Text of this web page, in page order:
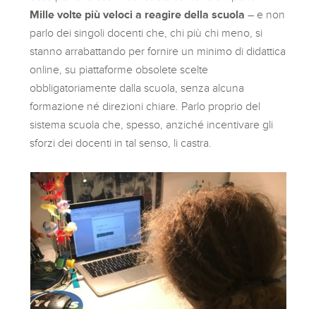
Mille volte più veloci a reagire della scuola – e non
parlo dei singoli docenti che, chi più chi meno, si
stanno arrabattando per fornire un minimo di didattica
online, su piattaforme obsolete scelte
obbligatoriamente dalla scuola, senza alcuna
formazione né direzioni chiare. Parlo proprio del
sistema scuola che, spesso, anziché incentivare gli
sforzi dei docenti in tal senso, li castra.